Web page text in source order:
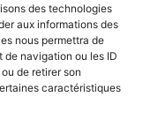
des technologies
aux informations des
nous permettra de
de navigation ou les ID
de retirer son
caractéristiques